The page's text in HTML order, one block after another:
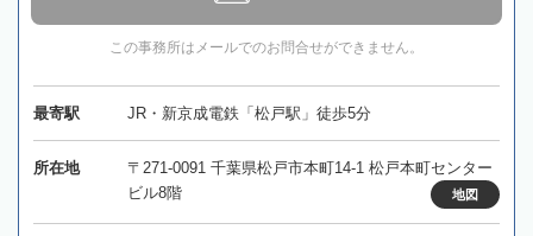
この事務所はメールでのお問合せができません。
最寄駅 JR・新京成電鉄「松戸駅」徒歩5分
所在地
〒271-0091 千葉県松戸市本町14-1 松戸本町センター
ビル8階
地図